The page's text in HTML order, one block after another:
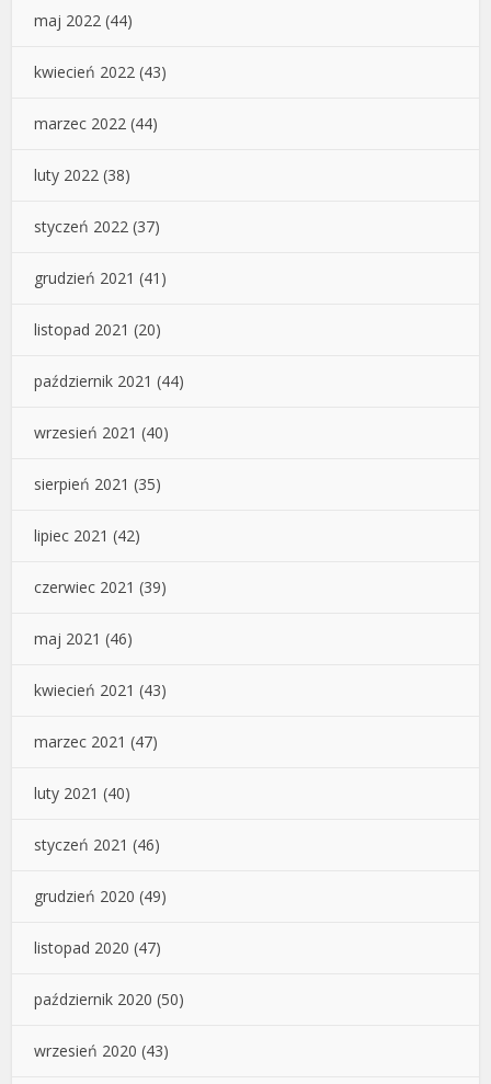
maj 2022 (44)
kwiecień 2022 (43)
marzec 2022 (44)
luty 2022 (38)
styczeń 2022 (37)
grudzień 2021 (41)
listopad 2021 (20)
październik 2021 (44)
wrzesień 2021 (40)
sierpień 2021 (35)
lipiec 2021 (42)
czerwiec 2021 (39)
maj 2021 (46)
kwiecień 2021 (43)
marzec 2021 (47)
luty 2021 (40)
styczeń 2021 (46)
grudzień 2020 (49)
listopad 2020 (47)
październik 2020 (50)
wrzesień 2020 (43)